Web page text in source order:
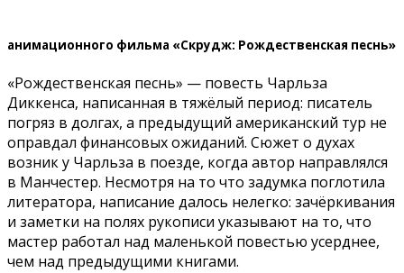
анимационного фильма «Скрудж: Рождественская песнь»
«Рождественская песнь» — повесть Чарльза
Диккенса, написанная в тяжёлый период: писатель
погряз в долгах, а предыдущий американский тур не
оправдал финансовых ожиданий. Сюжет о духах
возник у Чарльза в поезде, когда автор направлялся
в Манчестер. Несмотря на то что задумка поглотила
литератора, написание далось нелегко: зачёркивания
и заметки на полях рукописи указывают на то, что
мастер работал над маленькой повестью усерднее,
чем над предыдущими книгами.